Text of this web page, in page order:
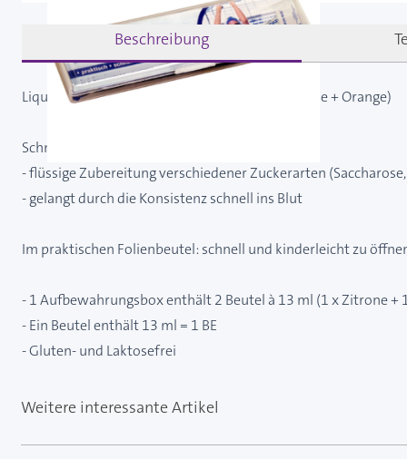
Beschreibung
Liqui-Fit Aufbewahrungsbox + 2 Liqui-Fit (Zitrone + Orange)
Schnelle Traubenzuckerenergie für unterwegs:
- flüssige Zubereitung verschiedener Zuckerarten
- gelangt durch die Konsistenz schnell ins Blut
Im praktischen Folienbeutel: schnell und kinderleicht zu
- 1 Aufbewahrungsbox enthält 2 Beutel à 13 ml (1 x Zitrone +
- Ein Beutel enthält 13 ml = 1 BE
- Gluten- und Laktosefrei
Weitere interessante Artikel